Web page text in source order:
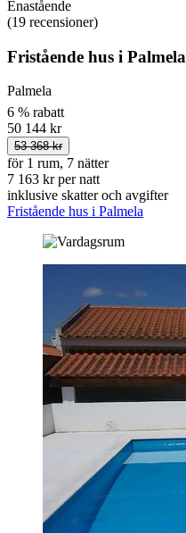
Enastående
(19 recensioner)
Fristående hus i Palmela
Palmela
6 % rabatt
50 144 kr
53 368 kr
för 1 rum, 7 nätter
7 163 kr per natt
inklusive skatter och avgifter
Fristående hus i Palmela